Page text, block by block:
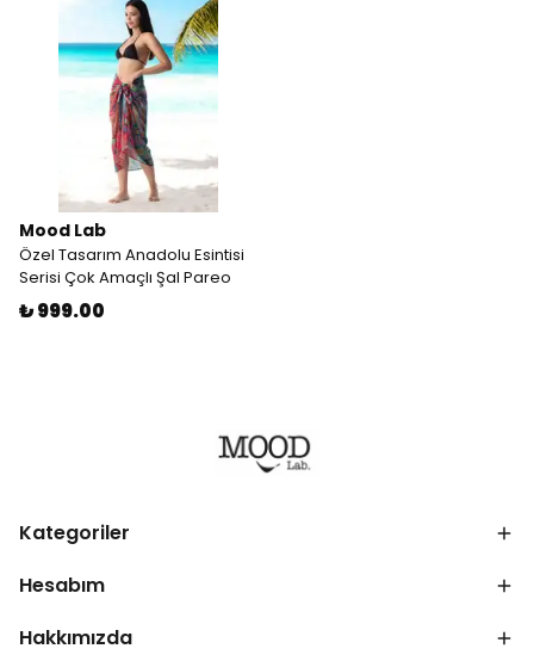
Mood Lab
Özel Tasarım Anadolu Esintisi
Serisi Çok Amaçlı Şal Pareo
₺ 999.00
Kategoriler
Hesabım
Hakkımızda